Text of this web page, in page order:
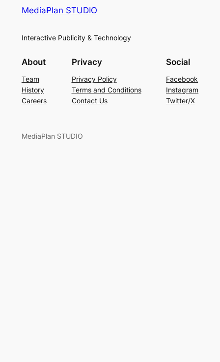
MediaPlan STUDIO
Interactive Publicity & Technology
About
Team
History
Careers
Privacy
Privacy Policy
Terms and Conditions
Contact Us
Social
Facebook
Instagram
Twitter/X
MediaPlan STUDIO